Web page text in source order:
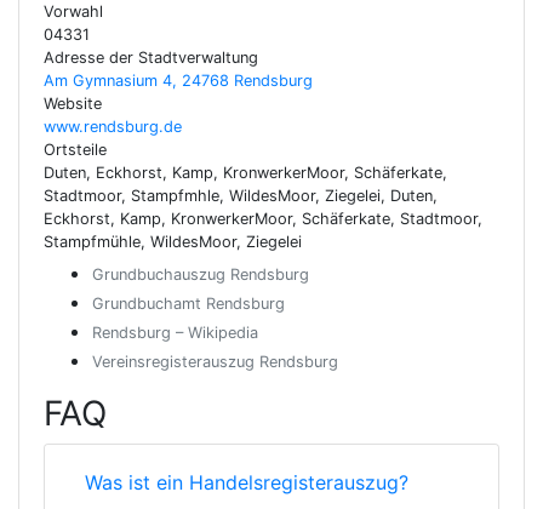
Vorwahl
04331
Adresse der Stadtverwaltung
Am Gymnasium 4, 24768 Rendsburg
Website
www.rendsburg.de
Ortsteile
Duten, Eckhorst, Kamp, KronwerkerMoor, Schäferkate,
Stadtmoor, Stampfmhle, WildesMoor, Ziegelei, Duten,
Eckhorst, Kamp, KronwerkerMoor, Schäferkate, Stadtmoor,
Stampfmühle, WildesMoor, Ziegelei
Grundbuchauszug Rendsburg
Grundbuchamt Rendsburg
Rendsburg – Wikipedia
Vereinsregisterauszug Rendsburg
FAQ
Was ist ein Handelsregisterauszug?